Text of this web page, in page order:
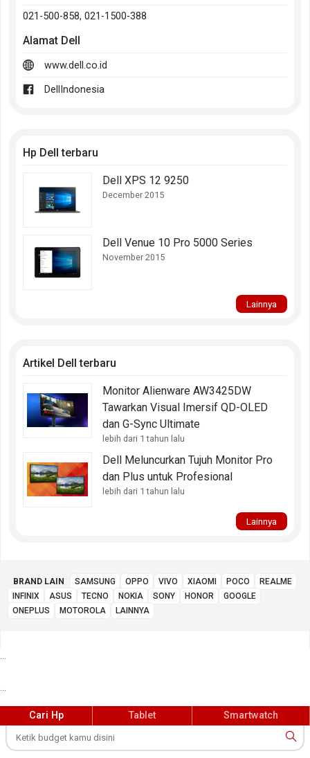
paling dipandang. Pada Februari 2005, Dell tampil di tempat
pertama di dalam urutan "Perusahaan Paling Dibanggakan"
021-500-858, 021-1500-388
Alamat Dell
www.dell.co.id
DellIndonesia
Hp Dell terbaru
Dell XPS 12 9250
December 2015
Dell Venue 10 Pro 5000 Series
November 2015
Lainnya
Artikel Dell terbaru
Monitor Alienware AW3425DW
Tawarkan Visual Imersif QD-OLED
dan G-Sync Ultimate
lebih dari 1 tahun lalu
Dell Meluncurkan Tujuh Monitor Pro
dan Plus untuk Profesional
lebih dari 1 tahun lalu
Lainnya
BRAND LAIN SAMSUNG OPPO VIVO XIAOMI POCO
REALME
INFINIX
ASUS TECNO NOKIA SONY HONOR
GOOGLE
ONEPLUS
MOTOROLA LAINNYA
Cari Hp Tablet Smartwatch